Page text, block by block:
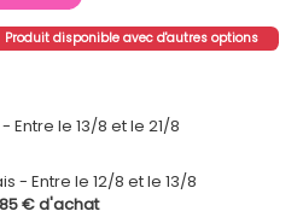
Produit disponible avec d'autres options
Entre le 13/8 et le 21/8
Entre le 12/8 et le 13/8
€ d'achat